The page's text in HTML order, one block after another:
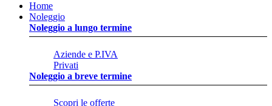
Home
Noleggio
Noleggio a lungo termine
Aziende e P.IVA
Privati
Noleggio a breve termine
Scopri le offerte